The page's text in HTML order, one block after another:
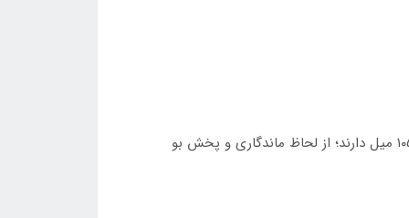
نسخه‌های ۳۵ میل برندهای اماراتی، از جمله این محصول، با وجود رایحه خوب، کیفیت متوسطی نسبت به نسخه‌های اصلی ۱۰۵ میل دارند؛ از لحاظ ماندگاری و پخش بو